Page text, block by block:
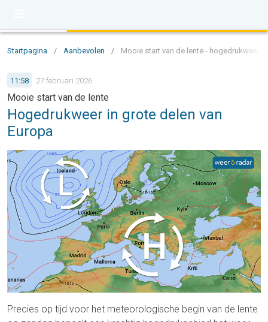
Startpagina / Aanbevolen / Mooie start van de lente - hogedrukweer
11:58 27 februari 2026
Mooie start van de lente
Hogedrukweer in grote delen van
Europa
Precies op tijd voor het meteorologische begin van de lente